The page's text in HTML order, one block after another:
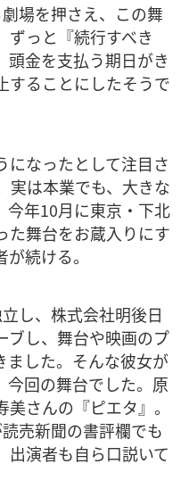
場を押さえ、この舞
ずっと『続行すべき
頭金を支払う期日がき
することにしたそうで
になったとして注目さ
実は本業でも、大きな
今年10月に東京・下北
た舞台をお蔵入りにす
続ける。
し、株式会社明後日
ブし、舞台や映画のプ
ました。そんな彼女が
今回の舞台でした。原
さんの『ピエタ』。
売新聞の書評欄でも
出演者も自ら口説いて